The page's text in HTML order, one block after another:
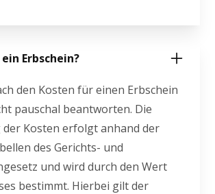
Erbschein?
den Kosten für einen Erbschein
pauschal beantworten. Die
der Kosten erfolgt anhand der
des Gerichts- und
und wird durch den Wert
bestimmt. Hierbei gilt der